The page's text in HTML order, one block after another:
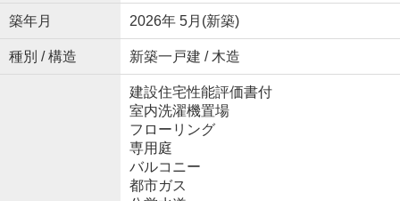
築年月 2026年 5月(新築)
種別 / 構造 新築一戸建 / 木造
建設住宅性能評価書付
室内洗濯機置場
フローリング
専用庭
バルコニー
都市ガス